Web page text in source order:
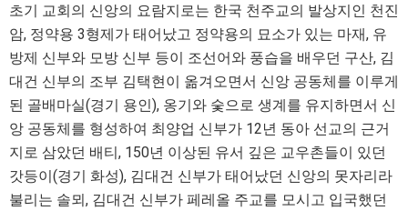
초기 교회의 신앙의 요람지로는 한국 천주교의 발상지인 천진
암, 정약용 3형제가 태어났고 정약용의 묘소가 있는 마재, 유
방제 신부와 모방 신부 등이 조선어와 풍습을 배우던 구산, 김
대건 신부의 조부 김택현이 옮겨오면서 신앙 공동체를 이루게
된 골배마실(경기 용인), 옹기와 숯으로 생계를 유지하면서 신
앙 공동체를 형성하여 최양업 신부가 12년 동아 선교의 근거
지로 삼았던 배티, 150년 이상된 유서 깊은 교우촌들이 있던
갓등이(경기 화성), 김대건 신부가 태어났던 신앙의 못자리라
불리는 솔뫼, 김대건 신부가 페레올 주교를 모시고 입국했던